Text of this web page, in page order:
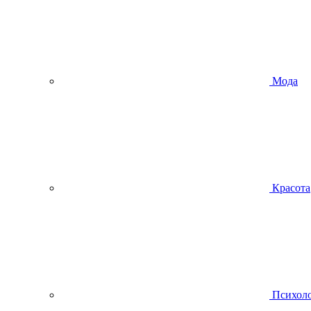
Мода
Красота